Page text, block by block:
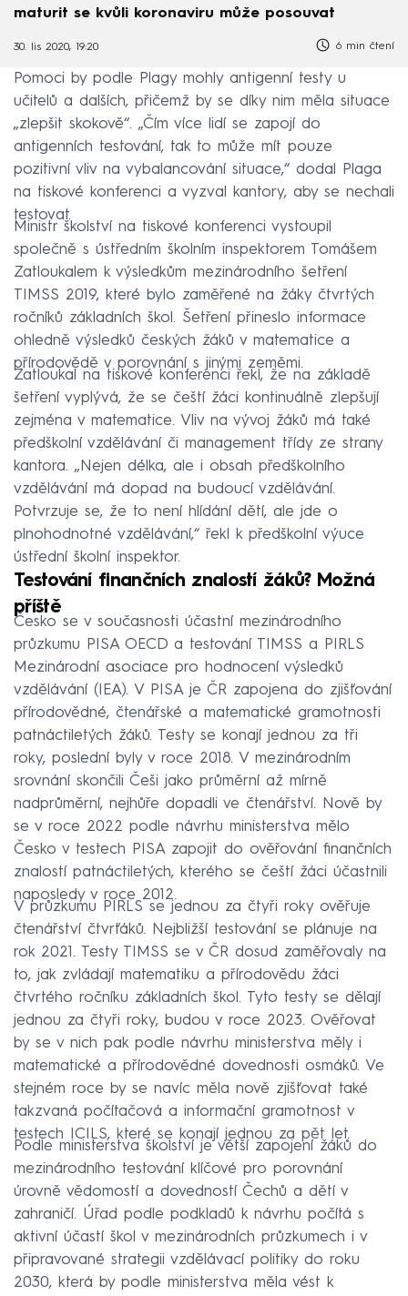
maturit se kvůli koronaviru může posouvat
30. lis 2020, 19:20 6 min čtení
Pomoci by podle Plagy mohly antigenní testy u
učitelů a dalších, přičemž by se díky nim měla situace
„zlepšit skokově“. „Čím více lidí se zapojí do
antigenních testování, tak to může mít pouze
pozitivní vliv na vybalancování situace,“ dodal Plaga
na tiskové konferenci a vyzval kantory, aby se nechali
testovat.
Ministr školství na tiskové konferenci vystoupil
společně s ústředním školním inspektorem Tomášem
Zatloukalem k výsledkům mezinárodního šetření
TIMSS 2019, které bylo zaměřené na žáky čtvrtých
ročníků základních škol. Šetření přineslo informace
ohledně výsledků českých žáků v matematice a
přírodovědě v porovnání s jinými zeměmi.
Zatloukal na tiskové konferenci řekl, že na základě
šetření vyplývá, že se čeští žáci kontinuálně zlepšují
zejména v matematice. Vliv na vývoj žáků má také
předškolní vzdělávání či management třídy ze strany
kantora. „Nejen délka, ale i obsah předškolního
vzdělávání má dopad na budoucí vzdělávání.
Potvrzuje se, že to není hlídání dětí, ale jde o
plnohodnotné vzdělávání,“ řekl k předškolní výuce
ústřední školní inspektor.
Testování finančních znalostí žáků? Možná
příště
Česko se v současnosti účastní mezinárodního
průzkumu PISA OECD a testování TIMSS a PIRLS
Mezinárodní asociace pro hodnocení výsledků
vzdělávání (IEA). V PISA je ČR zapojena do zjišťování
přírodovědné, čtenářské a matematické gramotnosti
patnáctiletých žáků. Testy se konají jednou za tři
roky, poslední byly v roce 2018. V mezinárodním
srovnání skončili Češi jako průměrní až mírně
nadprůměrní, nejhůře dopadli ve čtenářství. Nově by
se v roce 2022 podle návrhu ministerstva mělo
Česko v testech PISA zapojit do ověřování finančních
znalostí patnáctiletých, kterého se čeští žáci účastnili
naposledy v roce 2012.
V průzkumu PIRLS se jednou za čtyři roky ověřuje
čtenářství čtvrťáků. Nejbližší testování se plánuje na
rok 2021. Testy TIMSS se v ČR dosud zaměřovaly na
to, jak zvládají matematiku a přírodovědu žáci
čtvrtého ročníku základních škol. Tyto testy se dělají
jednou za čtyři roky, budou v roce 2023. Ověřovat
by se v nich pak podle návrhu ministerstva měly i
matematické a přírodovědné dovednosti osmáků. Ve
stejném roce by se navíc měla nově zjišťovat také
takzvaná počítačová a informační gramotnost v
testech ICILS, které se konají jednou za pět let.
Podle ministerstva školství je větší zapojení žáků do
mezinárodního testování klíčové pro porovnání
úrovně vědomostí a dovedností Čechů a dětí v
zahraničí. Úřad podle podkladů k návrhu počítá s
aktivní účastí škol v mezinárodních průzkumech i v
připravované strategii vzdělávací politiky do roku
2030, která by podle ministerstva měla vést k